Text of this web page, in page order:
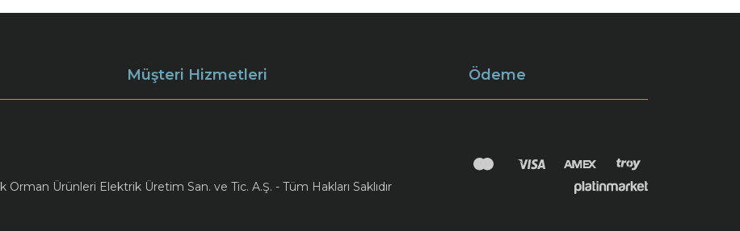
Müşteri Hizmetleri Ödeme
Ürünleri Elektrik Üretim San. ve Tic. A.Ş. - Tüm Hakları Saklıdır